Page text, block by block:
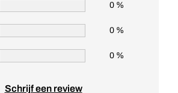
0 %
0 %
0 %
Schrijf een review